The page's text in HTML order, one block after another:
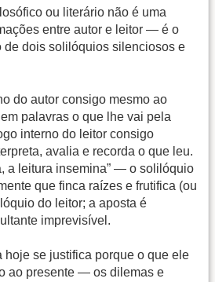
ou literário não é uma
entre autor e leitor — é o
de dois solilóquios silenciosos e
do autor consigo mesmo ao
palavras o que lhe vai pela
interno do leitor consigo
avalia e recorda o que leu.
a leitura insemina” — o solilóquio
que finca raízes e frutifica (ou
do leitor; a aposta é
imprevisível.
hoje se justifica porque o que ele
ao presente — os dilemas e